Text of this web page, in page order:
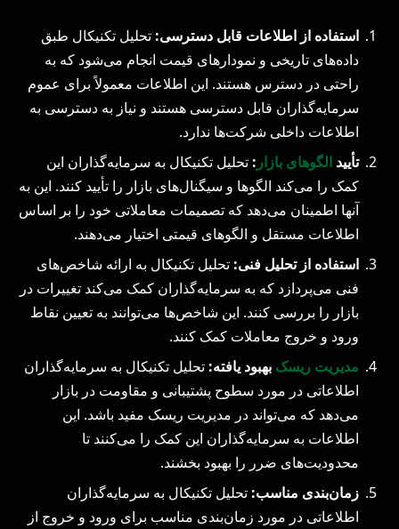
استفاده از اطلاعات قابل دسترسی: تحلیل تکنیکال طبق
داده‌های تاریخی و نمودارهای قیمت انجام می‌شود که به
راحتی در دسترس هستند. این اطلاعات معمولاً برای عموم
سرمایه‌گذاران قابل دسترسی هستند و نیاز به دسترسی به
اطلاعات داخلی شرکت‌ها ندارد.
تأیید الگوهای بازار : تحلیل تکنیکال به سرمایه‌گذاران این
کمک را می‌کند الگوها و سیگنال‌های بازار را تأیید کنند. این به
آنها اطمینان می‌دهد که تصمیمات معاملاتی خود را بر اساس
اطلاعات مستقل و الگوهای قیمتی اختیار می‌دهند.
استفاده از تحلیل فنی: تحلیل تکنیکال به ارائه شاخص‌های
فنی می‌پردازد که به سرمایه‌گذاران کمک می‌کند تغییرات در
بازار را بررسی کنند. این شاخص‌ها می‌توانند به تعیین نقاط
ورود و خروج معاملات کمک کنند.
مدیریت ریسک بهبود یافته: تحلیل تکنیکال به سرمایه‌گذاران
اطلاعاتی در مورد سطوح پشتیبانی و مقاومت در بازار
می‌دهد که می‌تواند در مدیریت ریسک مفید باشد. این
اطلاعات به سرمایه‌گذاران این کمک را می‌کنند تا
محدودیت‌های ضرر را بهبود بخشند.
زمان‌بندی مناسب: تحلیل تکنیکال به سرمایه‌گذاران
اطلاعاتی در مورد زمان‌بندی مناسب برای ورود و خروج از